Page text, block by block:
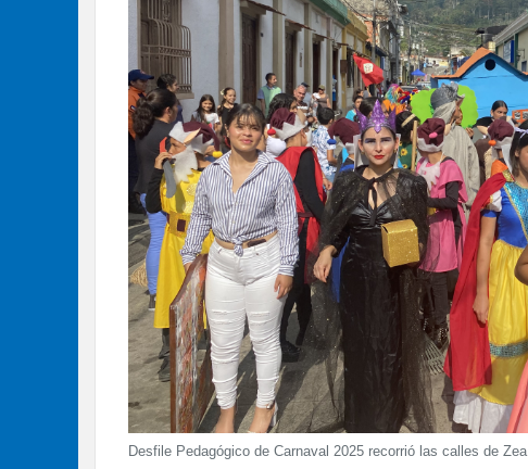
Desfile Pedagógico de Carnaval 2025 recorrió las calles de Zea